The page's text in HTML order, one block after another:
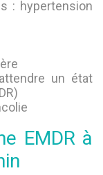
: hypertension
un état
EMDR à